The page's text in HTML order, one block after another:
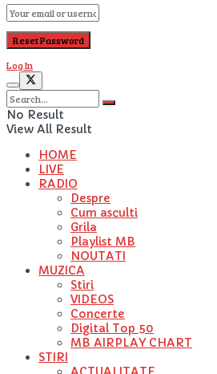
Log In
No Result
View All Result
HOME
LIVE
RADIO
Despre
Cum asculti
Grila
Playlist MB
NOUTATI
MUZICA
Stiri
VIDEOS
Concerte
Digital Top 50
MB AIRPLAY CHART
STIRI